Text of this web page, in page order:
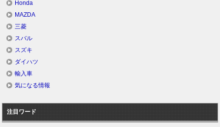
Honda
MAZDA
三菱
スバル
スズキ
ダイハツ
輸入車
気になる情報
注目ワード